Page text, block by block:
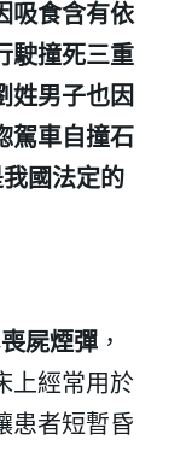
吸食含有依
駛撞死三重
姓男子也因
駕車自撞石
國法定的
喪屍煙彈 ，
上經常用於
患者短暫昏